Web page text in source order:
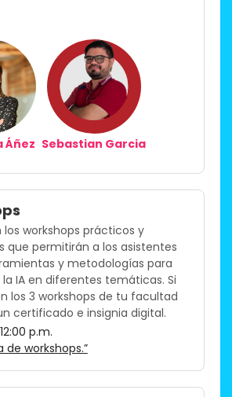
Áñez Sebastian Garcia
los workshops prácticos y
que permitirán a los asistentes
y metodologías para
IA en diferentes temáticas. Si
los 3 workshops de tu facultad
certificado e insignia digital.​
p.m.
de workshops.”